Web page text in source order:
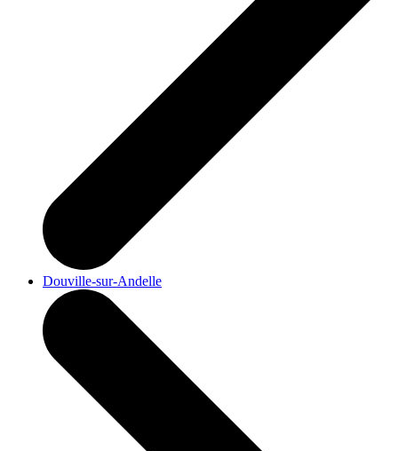
Douville-sur-Andelle